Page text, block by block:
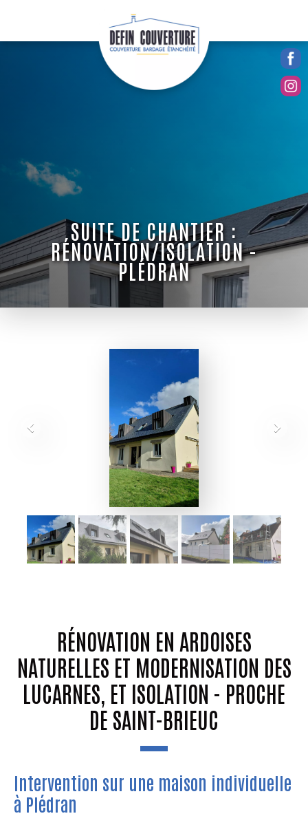
SUITE DE CHANTIER :
RÉNOVATION/ISOLATION -
PLÉDRAN
RÉNOVATION EN ARDOISES
NATURELLES ET MODERNISATION DES
LUCARNES, ET ISOLATION - PROCHE
DE SAINT-BRIEUC
Intervention sur une maison individuelle
à Plédran